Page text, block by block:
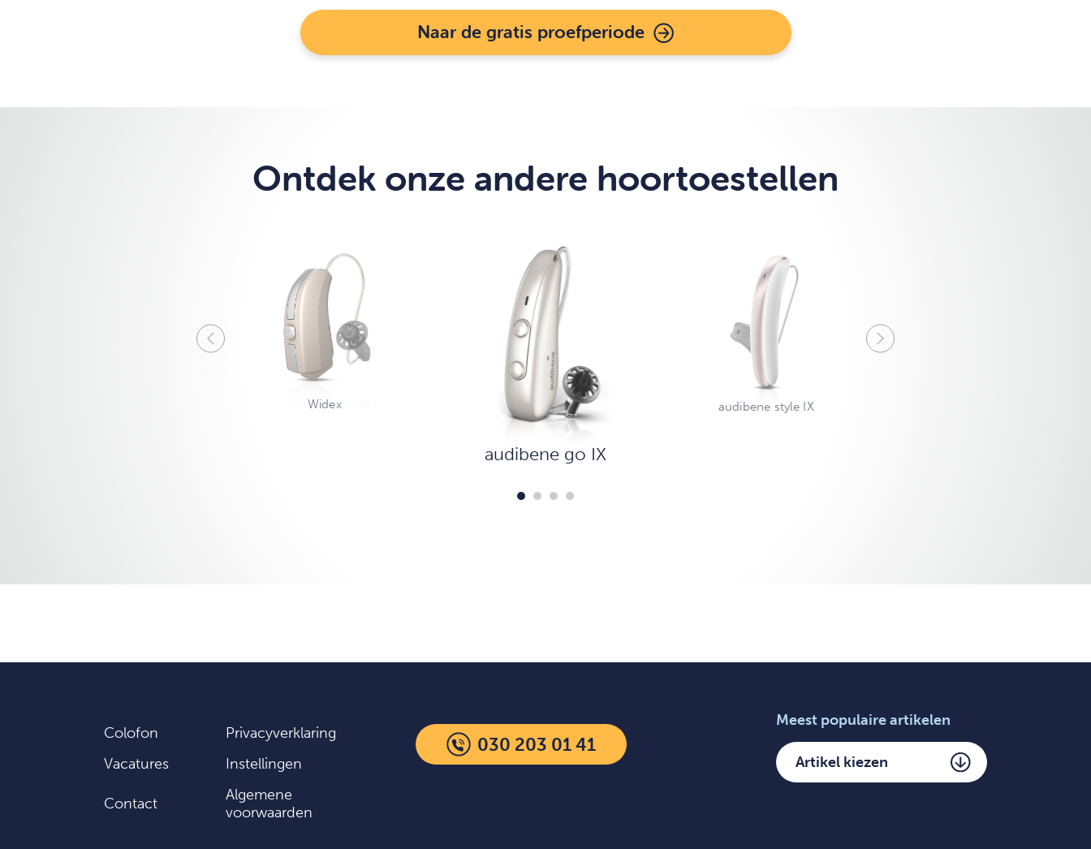
Naar de gratis proefperiode
Ontdek onze andere hoortoestellen
audibene go IX
audibene style IX
Widex
Colofon
Privacyverklaring
Vacatures
Instellingen
Contact
Algemene
voorwaarden
030 203 01 41
Meest populaire artikelen
Artikel kiezen